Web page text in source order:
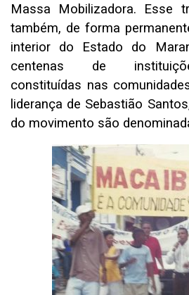
Massa Mobilizadora. Esse
também, de forma
interior do Estado do
centenas de
constituídas nas
liderança de Sebastião
do movimento são